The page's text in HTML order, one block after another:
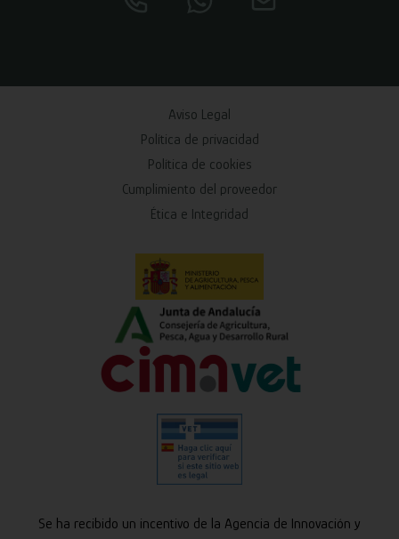
Aviso Legal
Política de privacidad
Política de cookies
Cumplimiento del proveedor
Ética e Integridad
Se ha recibido un incentivo de la Agencia de Innovación y